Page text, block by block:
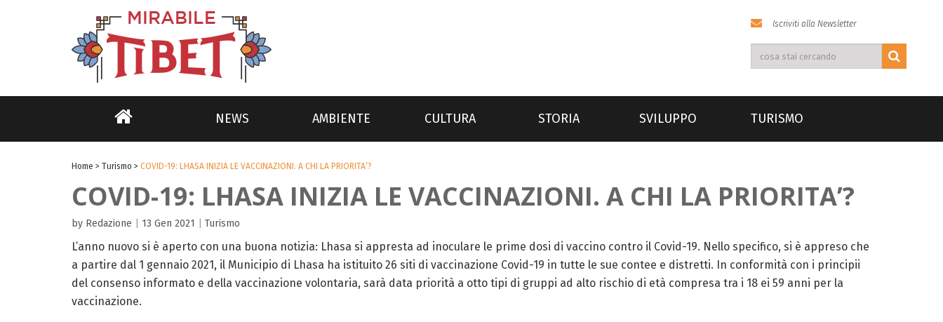
Iscriviti alla Newsletter
NEWS AMBIENTE CULTURA STORIA SVILUPPO TURISMO
Home > Turismo > COVID-19: LHASA INIZIA LE VACCINAZIONI. A CHI LA PRIORITA’?
COVID-19: LHASA INIZIA LE VACCINAZIONI. A CHI LA PRIORITA’?
by Redazione 13 Gen 2021 Turismo
L’anno nuovo si è aperto con una buona notizia: Lhasa si appresta ad inoculare le prime dosi di vaccino contro il Covid-19. Nello specifico, si è appreso che
a partire dal 1 gennaio 2021, il Municipio di Lhasa ha istituito 26 siti di vaccinazione Covid-19 in tutte le sue contee e distretti. In conformità con i principii
del consenso informato e della vaccinazione volontaria, sarà data priorità a otto tipi di gruppi ad alto rischio di età compresa tra i 18 ei 59 anni per la
vaccinazione.